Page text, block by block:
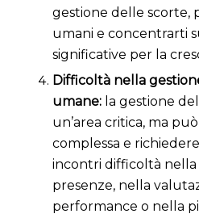
gestione delle scorte,
umani e concentrarti
significative per la
Difficoltà nella
umane:la gestione
un’area critica, ma
complessa e
incontri difficoltà
presenze, nella
performance o nella